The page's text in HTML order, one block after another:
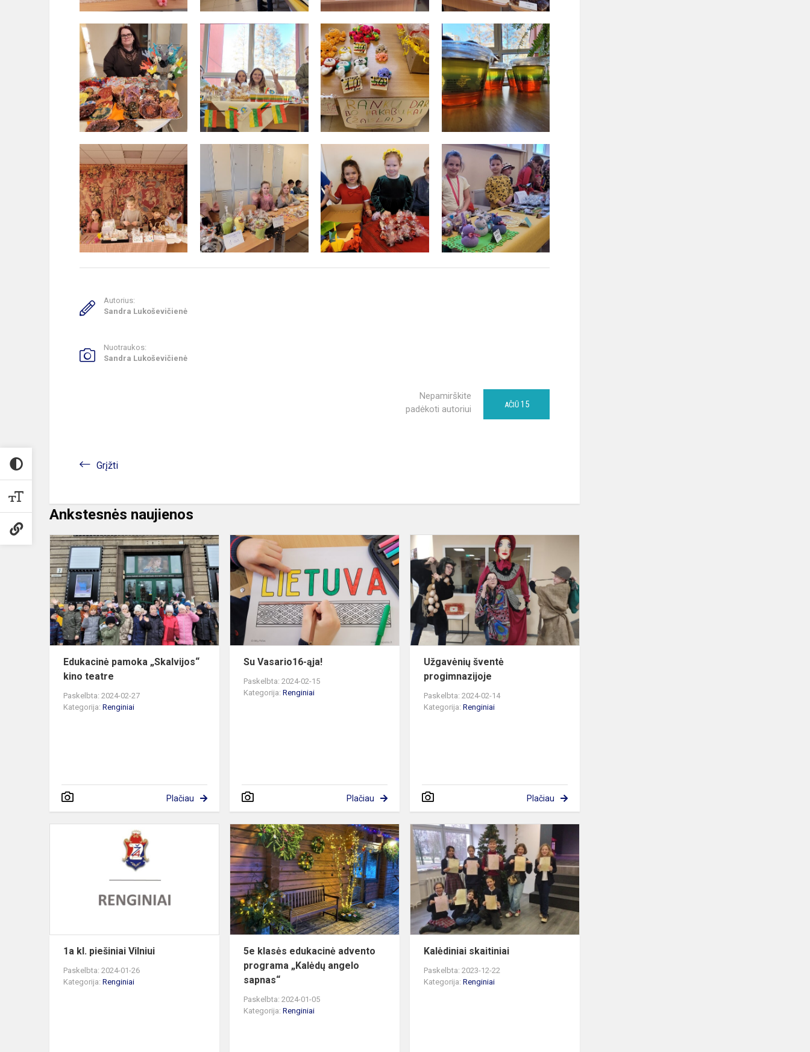
Autorius:
Sandra Lukoševičienė
Nuotraukos:
Sandra Lukoševičienė
Nepamirškite
padėkoti autoriui
AČIŪ 15
Grįžti
Ankstesnės naujienos
Edukacinė
pamoka
„Skalvijos“
kino
teatre
Edukacinė pamoka „Skalvijos“
kino teatre
Paskelbta: 2024-02-27
Kategorija: Renginiai
Plačiau
Su
Vasario16-
Su Vasario16-ąja!
Paskelbta: 2024-02-15
Kategorija:Renginiai
Plačiau
Užgavėnių šventė
progimnazijoje
Paskelbta: 2024-02-14
Kategorija:Renginiai
Plačiau
piešiniai
Vilniui
1a kl. piešiniai Vilniui
Paskelbta: 2024-01-26
Kategorija: Renginiai
5e
klasės
edukacinė
advento
programa
„Kalėdų
angelo
sapnas“
5e klasės edukacinė advento
programa „Kalėdų angelo
sapnas“
Paskelbta: 2024-01-05
Kategorija:Renginiai
Kalėdiniai skaitiniai
Paskelbta: 2023-12-22
Kategorija:Renginiai